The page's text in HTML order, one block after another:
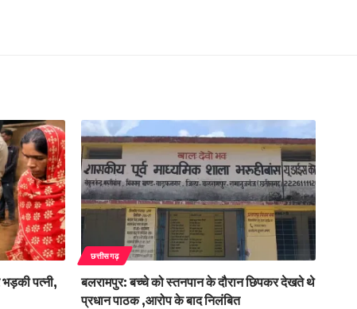
पत्नी,
छत्तीसगढ़
बलरामपुर: बच्चे को स्तनपान के दौरान छिपकर देखते थे
प्रधान पाठक ,आरोप के बाद निलंबित